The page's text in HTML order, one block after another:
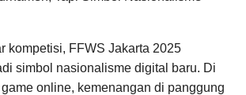
kompetisi, FFWS Jakarta 2025
simbol nasionalisme digital baru. Di
online, kemenangan di panggung